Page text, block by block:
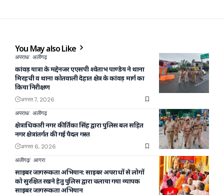
You May also Like
अपराध अलीगढ़
कांवड़ यात्रा के मद्देनजर एएसपी श्वेताभ पाण्डेय ने थाना
मिरहची व थाना कोतवाली देहात क्षेत्र के कांवड़ मार्ग का
किया निरीक्षण
अगस्त 7, 2026
अपराध अलीगढ़
क्षेत्राधिकारी नगर कीर्तिका सिंह द्वारा पुलिस बल सहित
नगर क्षेत्रांतर्गत की गई पैदल गस्त
अगस्त 6, 2026
अलीगढ़ आगरा
साइबर जागरूकता अभियान: साइबर अपराधों से लोगों
को सुरक्षित रखने हेतु पुलिस द्वारा चलाया गया व्यापक
साइबर जागरूकता अभियान